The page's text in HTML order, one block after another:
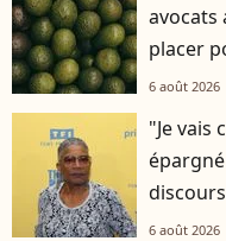
avocats
placer
6 août 2026
"Je vais
6 août 2026